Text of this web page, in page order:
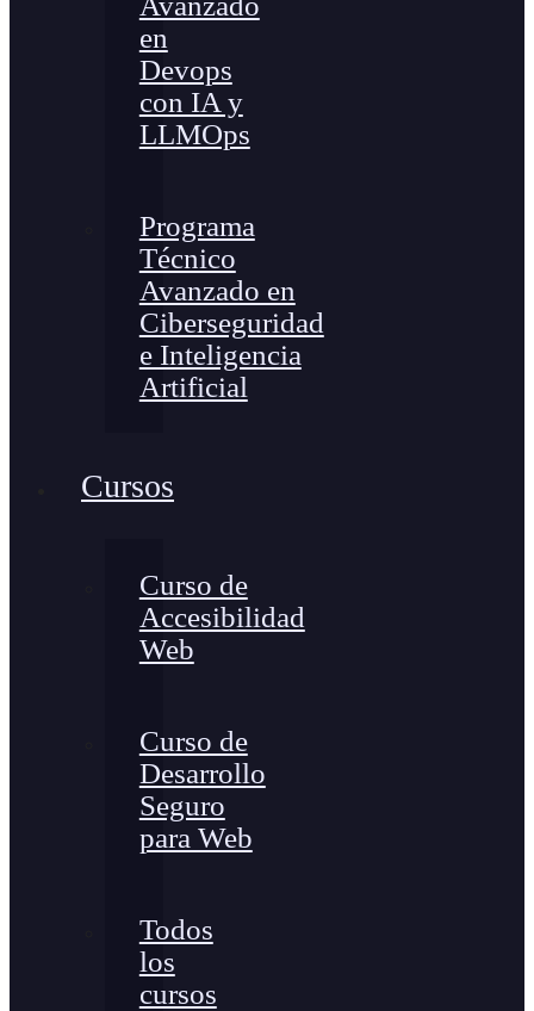
en
Devops
con IA y
LLMOps
Programa
Técnico
Avanzado en
Ciberseguridad
e Inteligencia
Artificial
Cursos
Curso de
Accesibilidad
Web
Curso de
Desarrollo
Seguro
para Web
Todos
los
cursos